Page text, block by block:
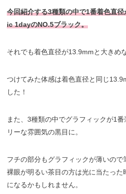
今回紹介する3種類の中で1番着色直
ic 1dayのNO.5ブラック。
それでも着色直径が13.9mmと大きめ
つけてみた体感は着色直径と同じ
した！
また、3種類の中でグラフィックが1
リーな雰囲気の黒目に。
フチの部分もグラフィックが薄いの
裸眼が明るい茶目の方は光に当たっ
になるかもしれません。